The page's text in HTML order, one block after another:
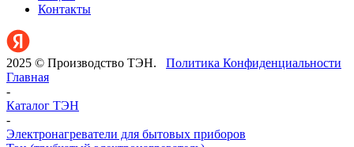
Контакты
2025 © Производство ТЭН. Политика Конфиденциальности
Главная
-
Каталог ТЭН
-
Электронагреватели для бытовых приборов